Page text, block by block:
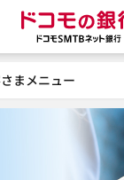
まメニュー